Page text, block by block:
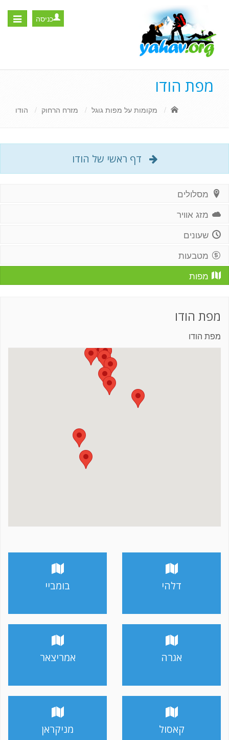
Toggle
כניסה
מפת הודו
מקומות על מפות גוגל מזרח הרחוק הודו
דף ראשי של הודו
מסלולים
מזג אוויר
שעונים
מטבעות
מפות
מפת הודו
מפת הודו
דלהי בומביי
אגרה אמריצאר
קאסול מניקראן